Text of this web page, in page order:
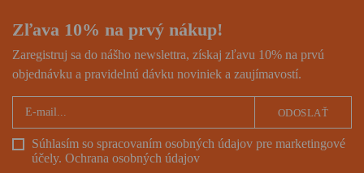
Zľava 10% na prvý nákup!
Zaregistruj sa do nášho newslettra, získaj zľavu 10% na prvú
objednávku a pravidelnú dávku noviniek a zaujímavostí.
Súhlasím so spracovaním osobných údajov pre marketingové
účely. Ochrana osobných údajov
ODOSLAŤ